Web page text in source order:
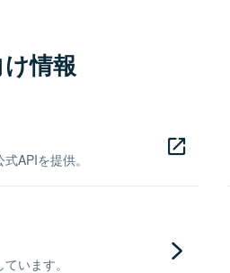
情報
APIを提供。
います。